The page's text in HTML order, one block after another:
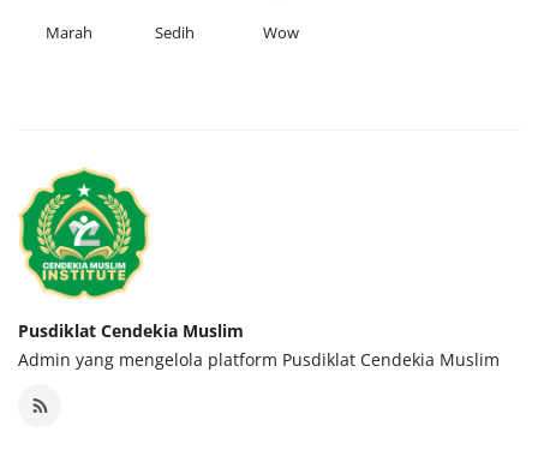
Marah Sedih Wow
Pusdiklat Cendekia Muslim
Admin yang mengelola platform Pusdiklat Cendekia Muslim